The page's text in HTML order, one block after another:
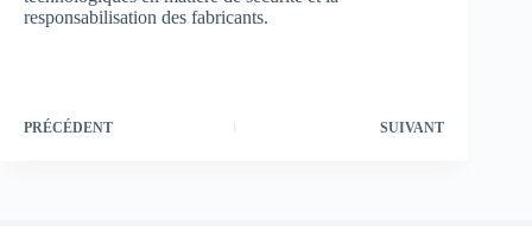
responsabilisation des fabricants.
PRÉCÉDENT SUIVANT